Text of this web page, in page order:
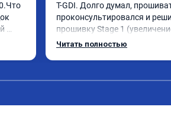
12-
при
T-GDI. Долго думал,
проконсультировался и
прошивку Stage 1
отзывчивости с сохранением
Читать полностью